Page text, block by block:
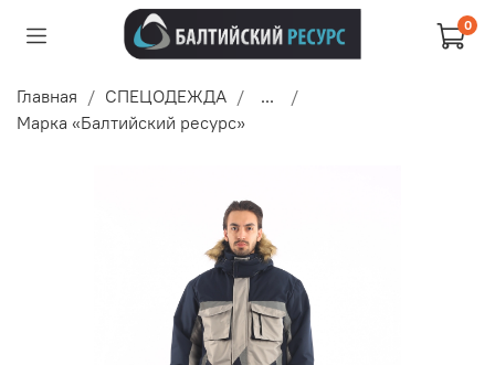
0
Главная СПЕЦОДЕЖДА
...
Марка «Балтийский ресурс»